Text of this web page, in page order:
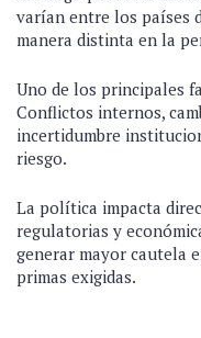
varían entre los países
manera distinta en la
Uno de los principales
Conflictos internos,
incertidumbre
riesgo.
La política impacta
regulatorias y
generar mayor cautela
primas exigidas.